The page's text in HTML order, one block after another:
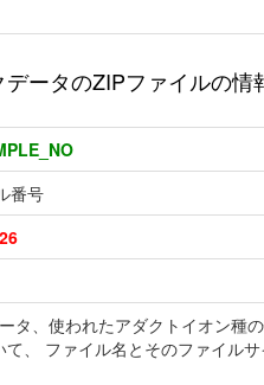
ータのZIPファイルの情
番号
タ、使われたアダクトイオン種
、 ファイル名とそのファイル